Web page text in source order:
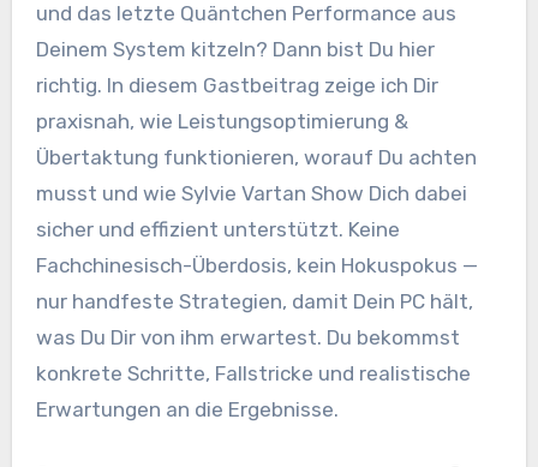
und das letzte Quäntchen Performance aus
Deinem System kitzeln? Dann bist Du hier
richtig. In diesem Gastbeitrag zeige ich Dir
praxisnah, wie Leistungsoptimierung &
Übertaktung funktionieren, worauf Du achten
musst und wie Sylvie Vartan Show Dich dabei
sicher und effizient unterstützt. Keine
Fachchinesisch-Überdosis, kein Hokuspokus —
nur handfeste Strategien, damit Dein PC hält,
was Du Dir von ihm erwartest. Du bekommst
konkrete Schritte, Fallstricke und realistische
Erwartungen an die Ergebnisse.